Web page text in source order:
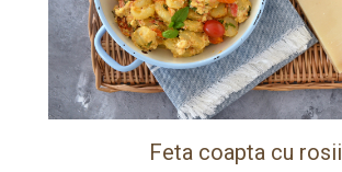
Feta coapta cu rosii